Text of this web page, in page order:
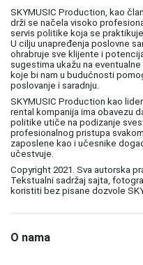
SKYMUSIC Production, kao
drži se načela visoko
servis politike koja se
U cilju unapređenja poslovne
ohrabruje sve klijente i
sugestima ukažu na
koje bi nam u budućnosti
poslovanje i saradnju.
SKYMUSIC Production kao
rental kompanija ima obavezu
politike utiče na podizanje
profesionalnog pristupa
zaposlene kao i učesnike
učestvuje.
Copyright 2021. Sva autorska
Tekstualni sadržaj sajta,
koristiti bez pisane dozvole
O nama